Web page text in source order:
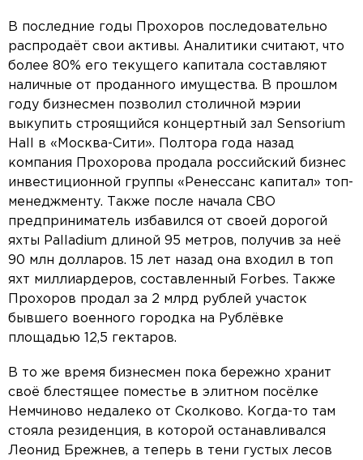
В последние годы Прохоров последовательно
распродаёт свои активы. Аналитики считают, что
более 80% его текущего капитала составляют
наличные от проданного имущества. В прошлом
году бизнесмен позволил столичной мэрии
выкупить строящийся концертный зал Sensorium
Hall в «Москва-Сити». Полтора года назад
компания Прохорова продала российский бизнес
инвестиционной группы «Ренессанс капитал» топ-
менеджменту. Также после начала СВО
предприниматель избавился от своей дорогой
яхты Palladium длиной 95 метров, получив за неё
90 млн долларов. 15 лет назад она входил в топ
яхт миллиардеров, составленный Forbes. Также
Прохоров продал за 2 млрд рублей участок
бывшего военного городка на Рублёвке
площадью 12,5 гектаров.
В то же время бизнесмен пока бережно хранит
своё блестящее поместье в элитном посёлке
Немчиново недалеко от Сколково. Когда-то там
стояла резиденция, в которой останавливался
Леонид Брежнев, а теперь в тени густых лесов